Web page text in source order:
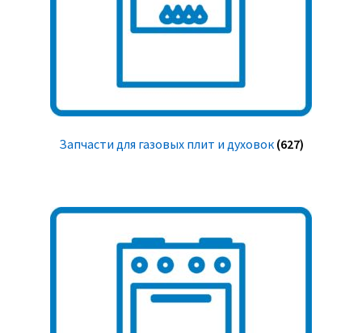
Запчасти для газовых плит и духовок (627)